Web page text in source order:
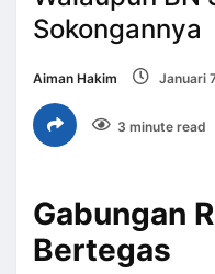
Sokongannya
Aiman Hakim Januari
3 minute read
Gabungan
Bertegas